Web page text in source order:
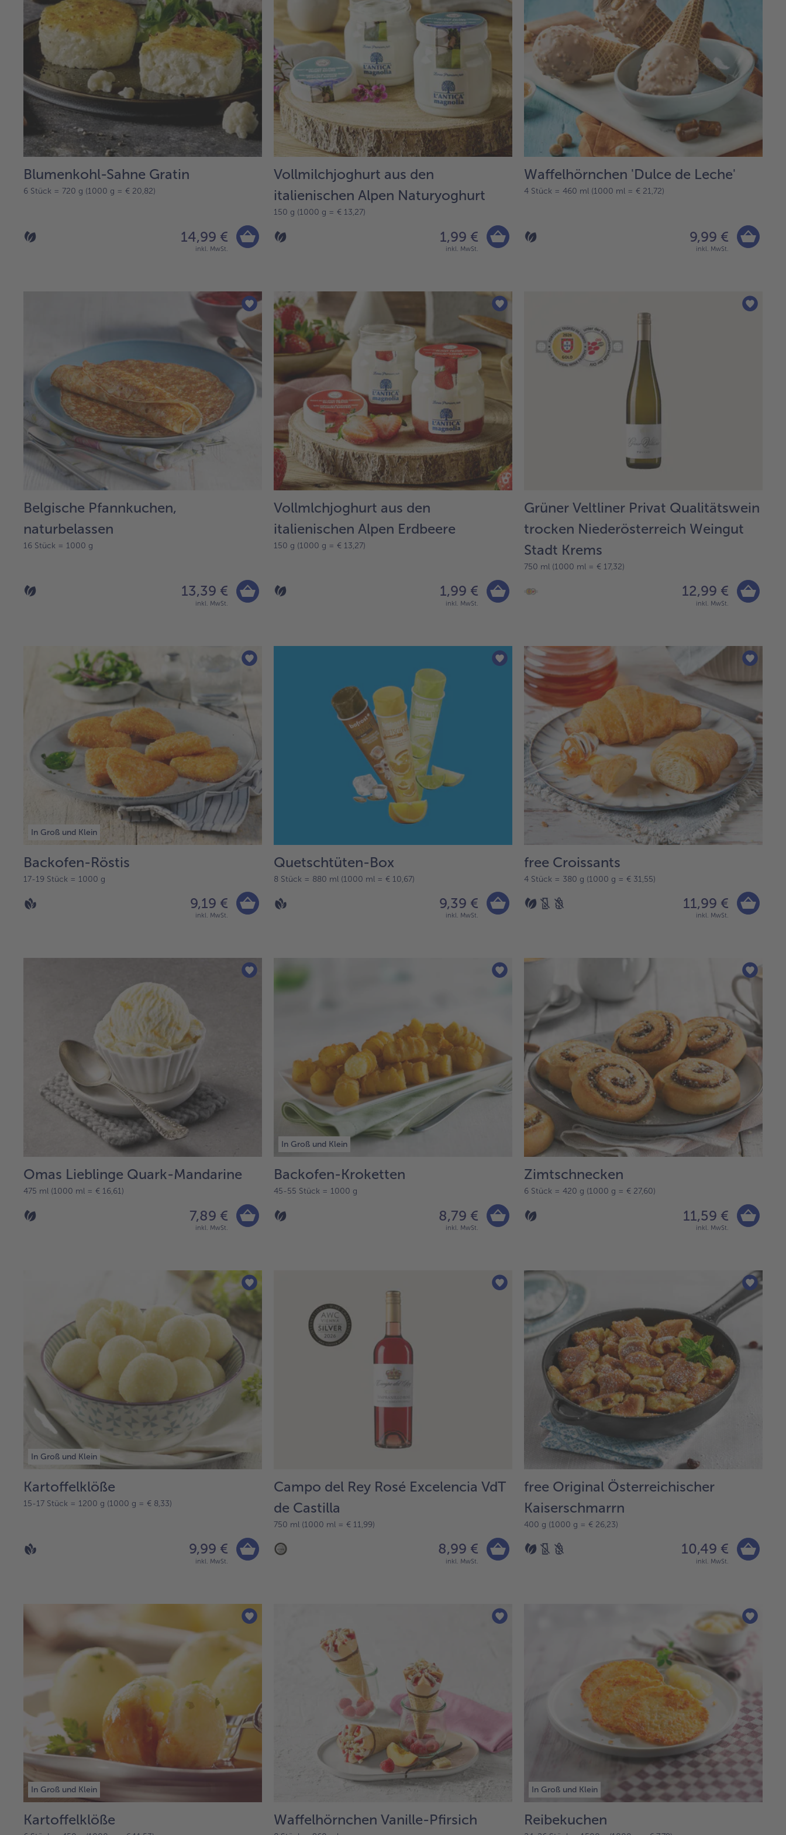
der
Blumenkohl-Sahne Gratin
6 Stück = 720 g (1000 g = € 20,82)
14,99 €
inkl. MwSt.
Vollmilchjoghurt aus den
italienischen Alpen Naturyoghurt
150 g (1000 g = € 13,27)
1,99 €
inkl. MwSt.
Waffelhörnchen 'Dulce de Leche'
4 Stück = 460 ml (1000 ml = € 21,72)
9,99 €
inkl. MwSt.
Belgische Pfannkuchen,
naturbelassen
16 Stück = 1000 g
13,39 €
inkl. MwSt.
Vollmlchjoghurt aus den
italienischen Alpen Erdbeere
150 g (1000 g = € 13,27)
1,99 €
inkl. MwSt.
Grüner Veltliner Privat Qualitätswein
trocken Niederösterreich Weingut
Stadt Krems
750 ml (1000 ml = € 17,32)
12,99 €
inkl. MwSt.
In Groß und Klein
Backofen-Röstis
17-19 Stück = 1000 g
9,19 €
inkl. MwSt.
Quetschtüten-Box
8 Stück = 880 ml (1000 ml = € 10,67)
9,39 €
inkl. MwSt.
free Croissants
4 Stück = 380 g (1000 g = € 31,55)
11,99 €
inkl. MwSt.
Omas Lieblinge Quark-Mandarine
475 ml (1000 ml = € 16,61)
7,89 €
inkl. MwSt.
In Groß und Klein
Backofen-Kroketten
45-55 Stück = 1000 g
8,79 €
inkl. MwSt.
Zimtschnecken
6 Stück = 420 g (1000 g = € 27,60)
11,59 €
inkl. MwSt.
In Groß und Klein
Kartoffelklöße
15-17 Stück = 1200 g (1000 g = € 8,33)
9,99 €
inkl. MwSt.
Campo del Rey Rosé Excelencia VdT
de Castilla
750 ml (1000 ml = € 11,99)
8,99 €
inkl. MwSt.
free Original Österreichischer
Kaiserschmarrn
400 g (1000 g = € 26,23)
10,49 €
inkl. MwSt.
In Groß und Klein
Kartoffelklöße Waffelhörnchen Vanille-Pfirsich
In Groß und Klein
Reibekuchen